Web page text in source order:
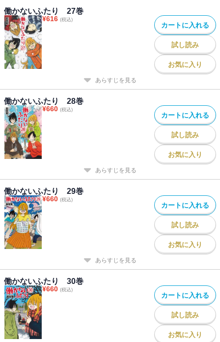
働かないふたり 27巻
¥616 (税込)
カートに入れる
試し読み
お気に入り
あらすじを見る
働かないふたり 28巻
¥660 (税込)
カートに入れる
試し読み
お気に入り
あらすじを見る
働かないふたり 29巻
¥660 (税込)
カートに入れる
試し読み
お気に入り
あらすじを見る
働かないふたり 30巻
¥660 (税込)
カートに入れる
試し読み
お気に入り